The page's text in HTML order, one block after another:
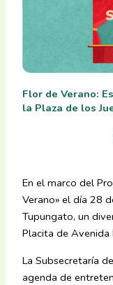
Flor de Verano:
la Plaza de los
En el marco del
Verano» el día 28
Tupungato, un
Placita de Avenida
La Subsecretaría
agenda de